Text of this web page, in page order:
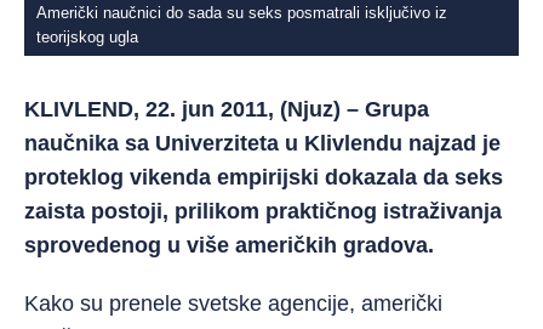
Američki naučnici do sada su seks posmatrali isključivo iz
teorijskog ugla
KLIVLEND, 22. jun 2011, (Njuz) – Grupa
naučnika sa Univerziteta u Klivlendu najzad je
proteklog vikenda empirijski dokazala da seks
zaista postoji, prilikom praktičnog istraživanja
sprovedenog u više američkih gradova.
Kako su prenele svetske agencije, američki